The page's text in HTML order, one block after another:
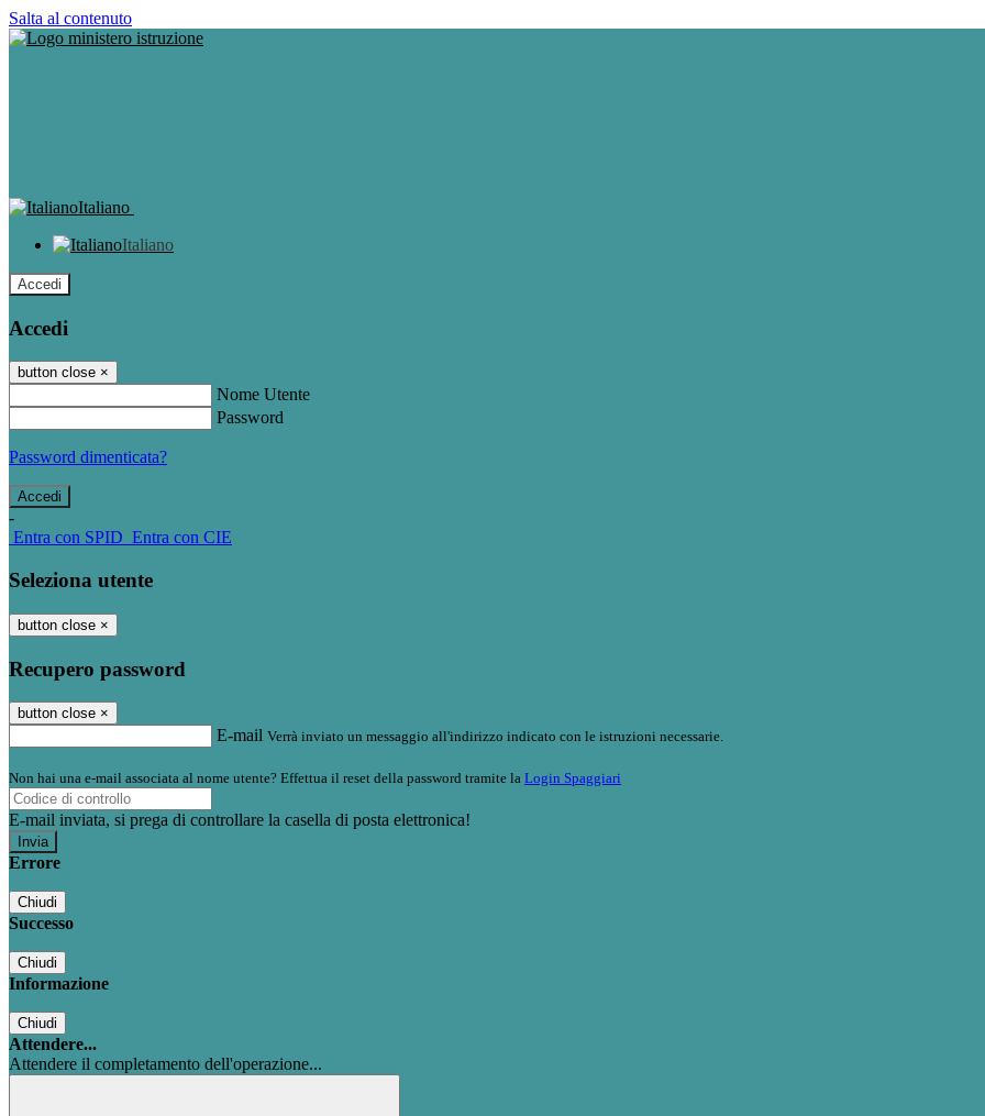
Salta al contenuto
Italiano
Italiano
Accedi
Accedi
button close ×
Nome Utente
Password
Password dimenticata?
-
Entra con SPID Entra con CIE
Seleziona utente
button close ×
Recupero password
button close ×
E-mail Verrà inviato un messaggio all'indirizzo indicato con le istruzioni necessarie.
Non hai una e-mail associata al nome utente? Effettua il reset della password tramite la Login Spaggiari
E-mail inviata, si prega di controllare la casella di posta elettronica!
Errore
Chiudi
Successo
Chiudi
Informazione
Chiudi
Attendere...
Attendere il completamento dell'operazione...